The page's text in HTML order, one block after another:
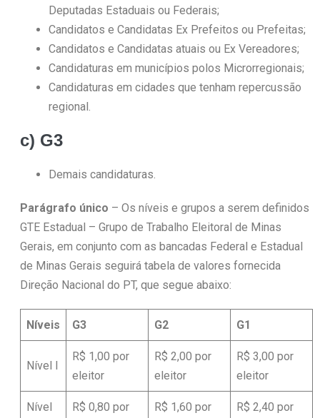
Deputadas Estaduais ou Federais;
Candidatos e Candidatas Ex Prefeitos ou Prefeitas;
Candidatos e Candidatas atuais ou Ex Vereadores;
Candidaturas em municípios polos Microrregionais;
Candidaturas em cidades que tenham repercussão
regional.
c) G3
Demais candidaturas.
Parágrafo único – Os níveis e grupos a serem definidos
GTE Estadual – Grupo de Trabalho Eleitoral de Minas
Gerais, em conjunto com as bancadas Federal e Estadual
de Minas Gerais seguirá tabela de valores fornecida
Direção Nacional do PT, que segue abaixo:
Níveis G3 G2 G1
Nível I
R$ 1,00 por
eleitor
R$ 2,00 por
eleitor
R$ 3,00 por
eleitor
Nível
R$ 0,80 por
R$ 1,60 por
R$ 2,40 por